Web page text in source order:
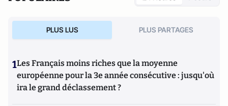
PLUS LUS PLUS PARTAGES
1Les Français moins riches que la moyenne
européenne pour la 3e année consécutive : jusqu'où
ira le grand déclassement ?